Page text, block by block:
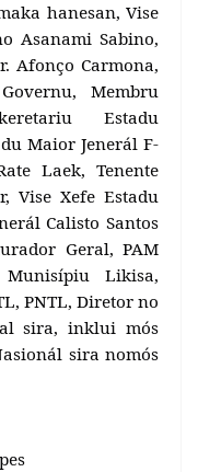
hanesan, Vise
Asanami Sabino,
Afonço Carmona,
Membru
Estadu
Maior Jenerál F-
Laek, Tenente
Vise Xefe Estadu
Calisto Santos
Geral, PAM
Likisa,
PNTL, Diretor no
sira, inklui mós
sira nomós